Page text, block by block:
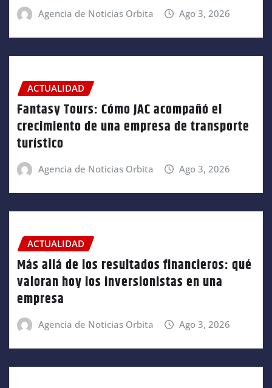
Agencia de Noticias Orbita Ago 3, 2026
ACTUALIDAD
Fantasy Tours: Cómo JAC acompañó el
crecimiento de una empresa de transporte
turístico
Agencia de Noticias Orbita Ago 3, 2026
ACTUALIDAD
Más allá de los resultados financieros: qué
valoran hoy los inversionistas en una
empresa
Agencia de Noticias Orbita Ago 3, 2026